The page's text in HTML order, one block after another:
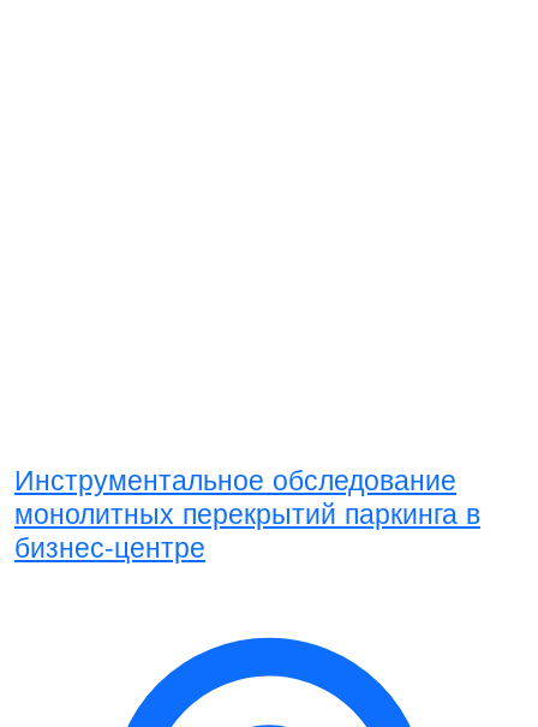
Инструментальное обследование
монолитных перекрытий паркинга в
бизнес-центре